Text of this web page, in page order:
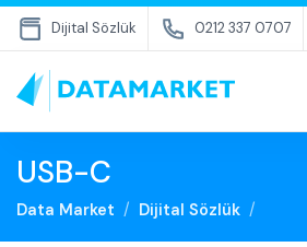
Dijital Sözlük 0212 337 0707
USB-C
Data Market Dijital Sözlük